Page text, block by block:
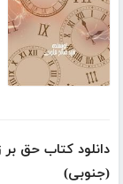
دانلود کتاب حق بر
(جنوبی)